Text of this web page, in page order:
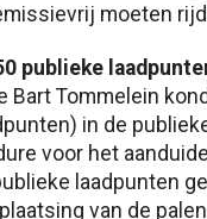
moeten
publieke
Bart Tommelein
in de
voor het
laadpunten
van de